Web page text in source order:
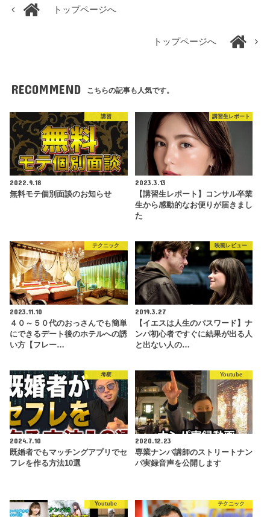
トップページへ
トップページへ
RECOMMEND こちらの記事も人気です。
講習
2022.9.18
無料モテ個別面談のお知らせ
講習生レポート
2023.3.13
【講習生レポート】コンサル卒業
生から感動的なお便りが届きまし
た
テクニック
2023.11.10
４０～５０代のおっさんでも簡単
にできるデート後のホテルへの誘
い方【フレー…
映画レビュー
2019.3.27
【イエスは人生のパスワード】ナ
ンパ初心者ですぐに結果が出る人
と出ない人の…
考察
2024.7.10
既婚者でもマッチングアプリでセ
フレを作る方法10選
Youtube
2020.12.23
専業ナンパ講師のストリートナン
パ実録音声を公開します
Youtube テクニック